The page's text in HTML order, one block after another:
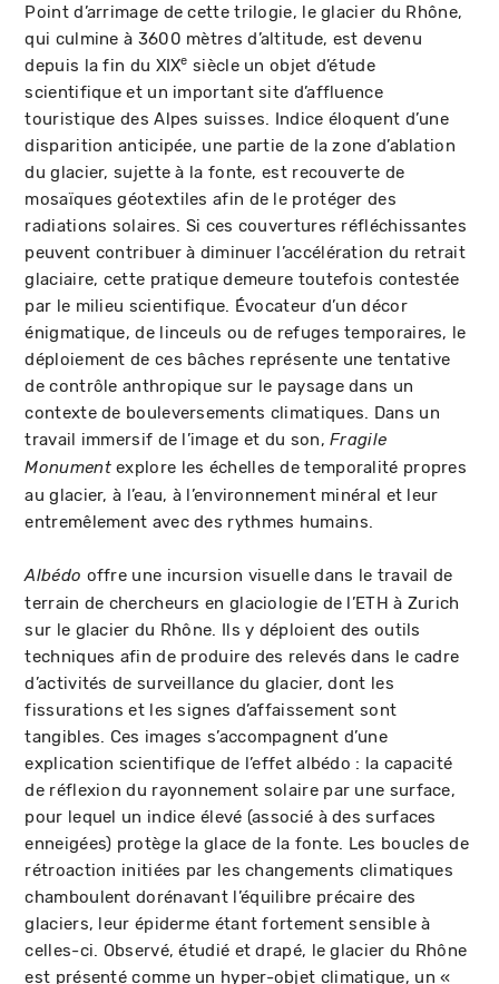
Point d’arrimage de cette trilogie, le glacier du Rhône,
qui culmine à 3600 mètres d’altitude, est devenu
depuis la fin du XIXe siècle un objet d’étude
scientifique et un important site d’affluence
touristique des Alpes suisses. Indice éloquent d’une
disparition anticipée, une partie de la zone d’ablation
du glacier, sujette à la fonte, est recouverte de
mosaïques géotextiles afin de le protéger des
radiations solaires. Si ces couvertures réfléchissantes
peuvent contribuer à diminuer l’accélération du retrait
glaciaire, cette pratique demeure toutefois contestée
par le milieu scientifique. Évocateur d’un décor
énigmatique, de linceuls ou de refuges temporaires, le
déploiement de ces bâches représente une tentative
de contrôle anthropique sur le paysage dans un
contexte de bouleversements climatiques. Dans un
travail immersif de l’image et du son,Fragile
Monumentexplore les échelles de temporalité propres
au glacier, à l’eau, à l’environnement minéral et leur
entremêlement avec des rythmes humains.
Albédo offre une incursion visuelle dans le travail de
terrain de chercheurs en glaciologie de l’ETH à Zurich
sur le glacier du Rhône. Ils y déploient des outils
techniques afin de produire des relevés dans le cadre
d’activités de surveillance du glacier, dont les
fissurations et les signes d’affaissement sont
tangibles. Ces images s’accompagnent d’une
explication scientifique de l’effet albédo : la capacité
de réflexion du rayonnement solaire par une surface,
pour lequel un indice élevé (associé à des surfaces
enneigées) protège la glace de la fonte. Les boucles de
rétroaction initiées par les changements climatiques
chamboulent dorénavant l’équilibre précaire des
glaciers, leur épiderme étant fortement sensible à
celles-ci. Observé, étudié et drapé, le glacier du Rhône
est présenté comme un hyper-objet climatique, un «